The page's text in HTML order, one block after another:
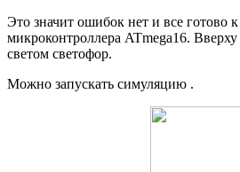
Это значит ошибок нет и все готово
микроконтроллера ATmega16. Вверху
светом светофор.
Можно запускать симуляцию .